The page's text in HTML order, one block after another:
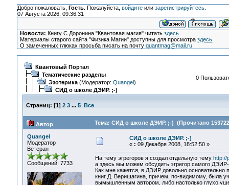
Добро пожаловать, Гость. Пожалуйста, войдитеили зарегистрируйтесь.
07 Августа 2026, 09:36:31
Новости: Книгу С.Доронина "Квантовая магия" читатьздесь
Материалы старого сайта "Физика Магии" доступны для просмотраздесь
О замеченных глюках просьба писать на почтуquantmag@mail.ru
Квантовый Портал
Тематические разделы
Эзотерика(Модератор: Quangel)
СИД о школе ДЭИР. ;-)
0
Страниц: [1] 2 3 ... 5 Все
Автор Тема: СИД о школе ДЭИР. ;-) (Прочитано
Quangel
Модератор
Ветеран
Сообщений: 7733
СИД о школе ДЭИР. ;-)
« : 09 Декабря 2008, 18:52:50 »
На тему эгрегоров я создал отдельную тему http://
а здесь мы можем обсудить эгрегор самого
Как мне кажется, в ДЭИР довольно основательно
книг Д. Верищагина, причем, по-видимому, была
вымышленным автором, либо настолько глухо